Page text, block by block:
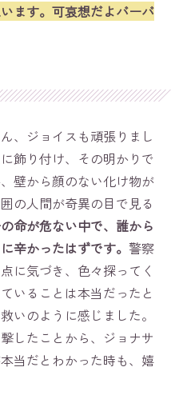
ます。可哀想だよバーバ
、ジョイスも頑張りまし
飾り付け、その明かりで
壁から顔のない化け物が
の人間が奇異の目で見る
命が危ない中で、誰から
辛かったはずです。 警察
に気づき、色々探ってく
いることは本当だったと
いのように感じました。
したことから、ジョナサ
当だとわかった時も、嬉